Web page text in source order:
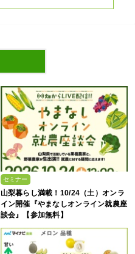
セミナー
山梨暮らし満載！10/24（土）オンラ
イン開催『やまなしオンライン就農座
談会』【参加無料】